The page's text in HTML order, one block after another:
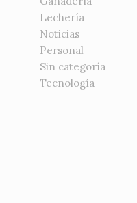
Lechería
Noticias
Personal
Sin categoría
Tecnología